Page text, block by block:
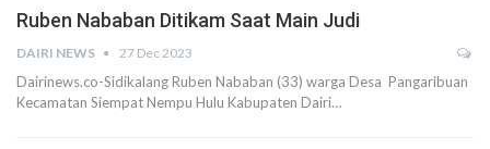
Ruben Nababan Ditikam Saat Main Judi
DAIRI NEWS 27 Dec 2023
Dairinews.co-Sidikalang Ruben Nababan (33) warga Desa Pangaribuan
Kecamatan Siempat Nempu Hulu Kabupaten Dairi…